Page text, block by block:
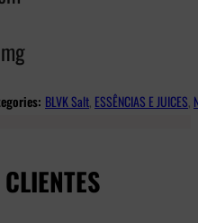
BLVK Salt ESSÊNCIAS E JUICES